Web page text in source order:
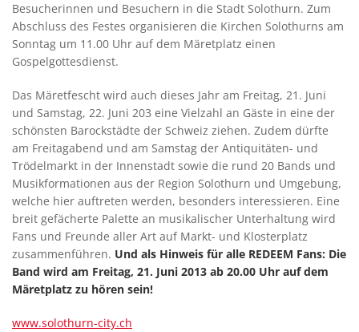
Besucherinnen und Besuchern in die Stadt Solothurn. Zum
Abschluss des Festes organisieren die Kirchen Solothurns am
Sonntag um 11.00 Uhr auf dem Märetplatz einen
Gospelgottesdienst.
Das Märetfescht wird auch dieses Jahr am Freitag, 21. Juni
und Samstag, 22. Juni 203 eine Vielzahl an Gäste in eine der
schönsten Barockstädte der Schweiz ziehen. Zudem dürfte
am Freitagabend und am Samstag der Antiquitäten- und
Trödelmarkt in der Innenstadt sowie die rund 20 Bands und
Musikformationen aus der Region Solothurn und Umgebung,
welche hier auftreten werden, besonders interessieren. Eine
breit gefächerte Palette an musikalischer Unterhaltung wird
Fans und Freunde aller Art auf Markt- und Klosterplatz
zusammenführen. Und als Hinweis für alle REDEEM Fans: Die
Band wird am Freitag, 21. Juni 2013 ab 20.00 Uhr auf dem
Märetplatz zu hören sein!
www.solothurn-city.ch